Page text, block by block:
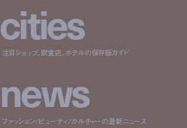
cities
注目ショップ、飲食店、ホテルの保存版ガイド
news
ファッション/ビューティ/カルチャーの最新ニュース